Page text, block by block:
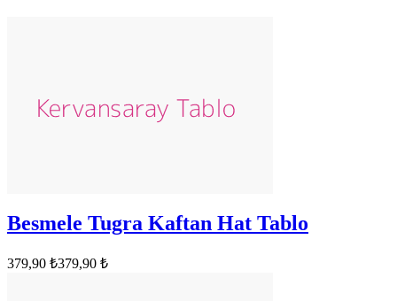
Besmele Tugra Kaftan Hat Tablo
379,90 ₺379,90 ₺